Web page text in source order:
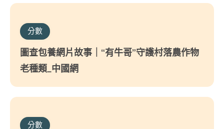
分數
圖查包養網片故事｜“有牛哥”守護村落農作物
老種類_中國網
分數